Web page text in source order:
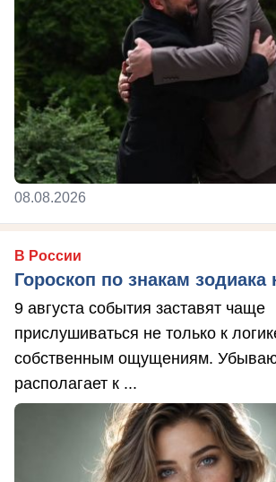
08.08.2026
В России
Гороскоп по знакам зодиака
9 августа события заставят чаще
прислушиваться не только к
собственным ощущениям.
располагает к ...